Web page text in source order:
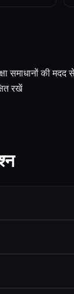
समाधानों की
रखें